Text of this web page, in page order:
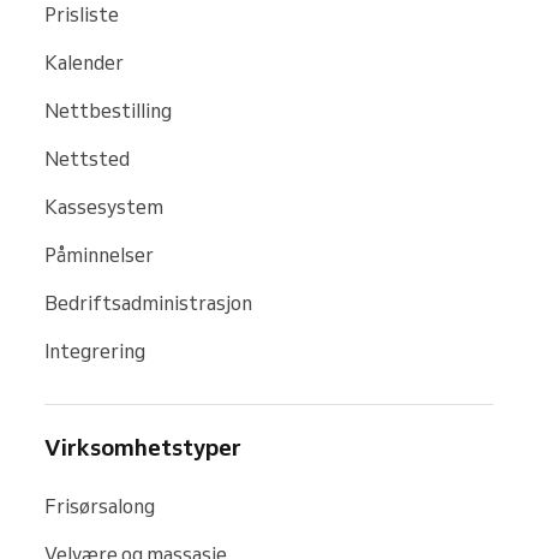
Prisliste
Kalender
Nettbestilling
Nettsted
Kassesystem
Påminnelser
Bedriftsadministrasjon
Integrering
Virksomhetstyper
Frisørsalong
Velvære og massasje